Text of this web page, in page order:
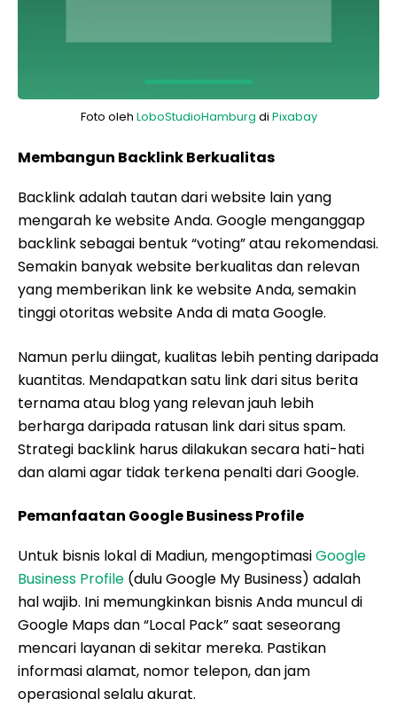
Foto oleh LoboStudioHamburg di Pixabay
Membangun Backlink Berkualitas
Backlink adalah tautan dari website lain yang
mengarah ke website Anda. Google menganggap
backlink sebagai bentuk “voting” atau rekomendasi.
Semakin banyak website berkualitas dan relevan
yang memberikan link ke website Anda, semakin
tinggi otoritas website Anda di mata Google.
Namun perlu diingat, kualitas lebih penting daripada
kuantitas. Mendapatkan satu link dari situs berita
ternama atau blog yang relevan jauh lebih
berharga daripada ratusan link dari situs spam.
Strategi backlink harus dilakukan secara hati-hati
dan alami agar tidak terkena penalti dari Google.
Pemanfaatan Google Business Profile
Untuk bisnis lokal di Madiun, mengoptimasiGoogle
Business Profile (dulu Google My Business) adalah
hal wajib. Ini memungkinkan bisnis Anda muncul di
Google Maps dan “Local Pack” saat seseorang
mencari layanan di sekitar mereka. Pastikan
informasi alamat, nomor telepon, dan jam
operasional selalu akurat.